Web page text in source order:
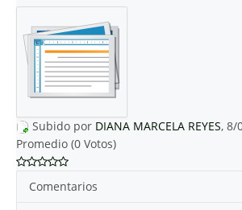
Subido por DIANA MARCELA REYES, 8/
Promedio (0 Votos)
Comentarios